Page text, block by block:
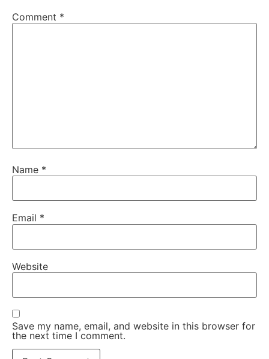
Comment *
Name *
Email *
Website
Save my name, email, and website in this browser for
the next time I comment.